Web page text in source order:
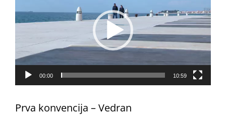
00:00 10:59
Prva konvencija – Vedran